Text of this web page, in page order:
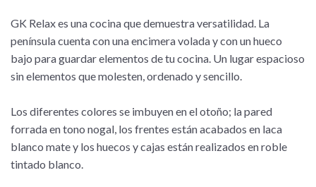
GK Relax es una cocina que demuestra versatilidad. La
península cuenta con una encimera volada y con un hueco
bajo para guardar elementos de tu cocina. Un lugar espacioso
sin elementos que molesten, ordenado y sencillo.
Los diferentes colores se imbuyen en el otoño; la pared
forrada en tono nogal, los frentes están acabados en laca
blanco mate y los huecos y cajas están realizados en roble
tintado blanco.